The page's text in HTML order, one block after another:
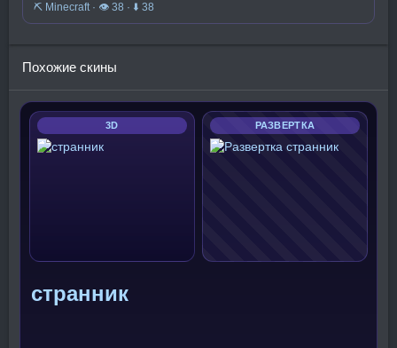
⛏️ Minecraft · 👁 38 · ⬇ 38
Похожие скины
3D РАЗВЕРТКА
странник